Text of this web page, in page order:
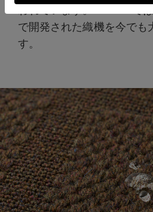
で開発された織機を今でも
す。